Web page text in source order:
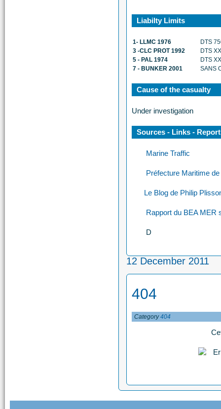
Liabilty Limits
1- LLMC 1976
DTS
3 -CLC PROT 1992
DTS
5 - PAL 1974
DTS
7 - BUNKER 2001
SANS
Cause of the casualty
Under investigation
Sources - Links -
Marine Traffic
Préfecture Maritime
Le Blog de Philip
Rapport du BEA MER
D
12 December 2011
404
Category404